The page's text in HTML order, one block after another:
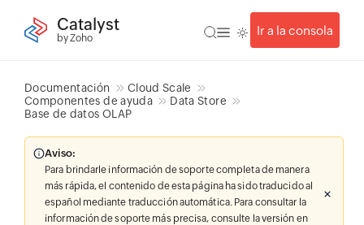
Catalyst
by Zoho
Ir a la consola
Documentación
Cloud Scale
Componentes de ayuda
Data Store
Base de datos OLAP
Aviso:
Para brindarle información de soporte completa de manera
más rápida, el contenido de esta página ha sido traducido al
español mediante traducción automática. Para consultar la
información de soporte más precisa, consulte la versión en